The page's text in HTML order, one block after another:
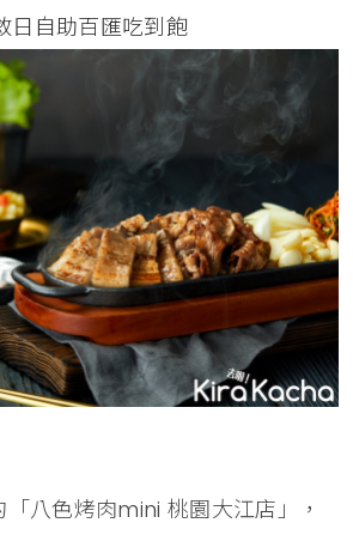
日自助百匯吃到飽
八色烤肉mini 桃園大江店」，